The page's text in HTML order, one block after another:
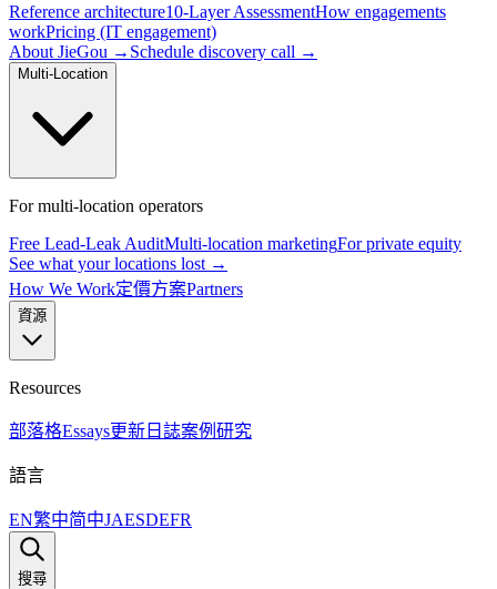
Reference architecture10-Layer AssessmentHow engagements
workPricing (IT engagement)
About JieGou → Schedule discovery call →
Multi-Location
For multi-location operators
Free Lead-Leak AuditMulti-location marketingFor private equity
See what your locations lost →
How We Work定價方案Partners
資源
Resources
部落格Essays更新日誌案例研究
語言
EN繁中简中JAESDEFR
搜尋